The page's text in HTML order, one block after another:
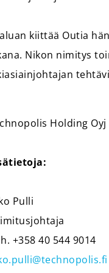
kiittää Outia
Nikon nimitys
Holding Oyj
Pulli
+358 40 544 9014